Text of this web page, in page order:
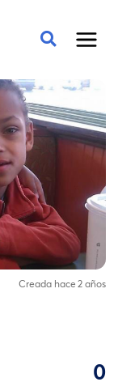
Creada hace 2 años
0